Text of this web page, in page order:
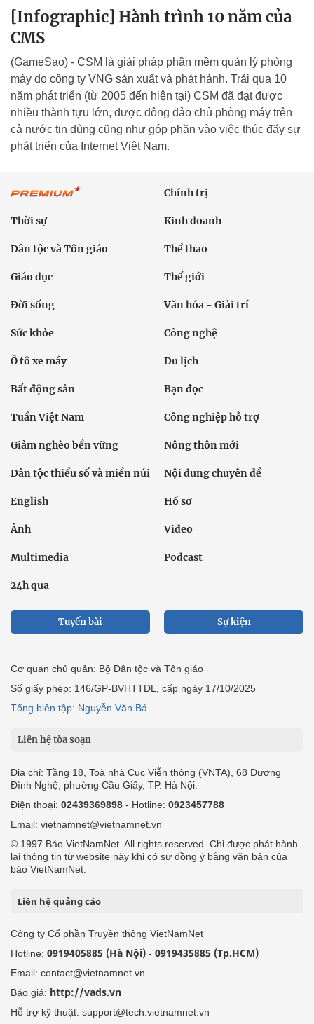
[Infographic] Hành trình 10 năm của
CMS
(GameSao) - CSM là giải pháp phần mềm quản lý phòng
máy do công ty VNG sản xuất và phát hành. Trải qua 10
năm phát triển (từ 2005 đến hiện tại) CSM đã đạt được
nhiều thành tựu lớn, được đông đảo chủ phòng máy trên
cả nước tin dùng cũng như góp phần vào việc thúc đẩy sự
phát triển của Internet Việt Nam.
Chính trị
Thời sự Kinh doanh
Dân tộc và Tôn giáo Thể thao
Giáo dục Thế giới
Đời sống Văn hóa - Giải trí
Sức khỏe Công nghệ
Ô tô xe máy Du lịch
Bất động sản Bạn đọc
Tuần Việt Nam Công nghiệp hỗ trợ
Giảm nghèo bền vững Nông thôn mới
Dân tộc thiểu số và miền núi Nội dung chuyên đề
English Hồ sơ
Ảnh Video
Multimedia Podcast
24h qua
Tuyến bài Sự kiện
Cơ quan chủ quản: Bộ Dân tộc và Tôn giáo
Số giấy phép: 146/GP-BVHTTDL, cấp ngày 17/10/2025
Tổng biên tập: Nguyễn Văn Bá
Liên hệ tòa soạn
Địa chỉ: Tầng 18, Toà nhà Cục Viễn thông (VNTA), 68 Dương
Đình Nghệ, phường Cầu Giấy, TP. Hà Nội.
Điện thoại: 02439369898 - Hotline: 0923457788
Email: vietnamnet@vietnamnet.vn
© 1997 Báo VietNamNet. All rights reserved. Chỉ được phát hành
lại thông tin từ website này khi có sự đồng ý bằng văn bản của
báo VietNamNet.
Liên hệ quảng cáo
Công ty Cổ phần Truyền thông VietNamNet
Hotline: 0919405885 (Hà Nội) - 0919435885 (Tp.HCM)
Email: contact@vietnamnet.vn
Báo giá: http://vads.vn
Hỗ trợ kỹ thuật: support@tech.vietnamnet.vn